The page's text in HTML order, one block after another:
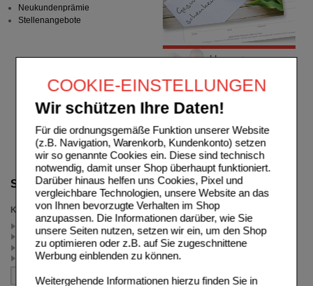
COOKIE-EINSTELLUNGEN
Wir schützen Ihre Daten!
Für die ordnungsgemäße Funktion unserer Website
(z.B. Navigation, Warenkorb, Kundenkonto) setzen
wir so genannte Cookies ein. Diese sind technisch
notwendig, damit unser Shop überhaupt funktioniert.
Darüber hinaus helfen uns Cookies, Pixel und
vergleichbare Technologien, unsere Website an das
von Ihnen bevorzugte Verhalten im Shop
anzupassen. Die Informationen darüber, wie Sie
unsere Seiten nutzen, setzen wir ein, um den Shop
zu optimieren oder z.B. auf Sie zugeschnittene
Werbung einblenden zu können.
Weitergehende Informationen hierzu finden Sie in
Suche verfeinern
Kategorien
Sonstiges (1)
Säfte/ Getränke (1)
Gewürze / Süßungsmittel (1)
Neukundenprämie
Stellenangebote